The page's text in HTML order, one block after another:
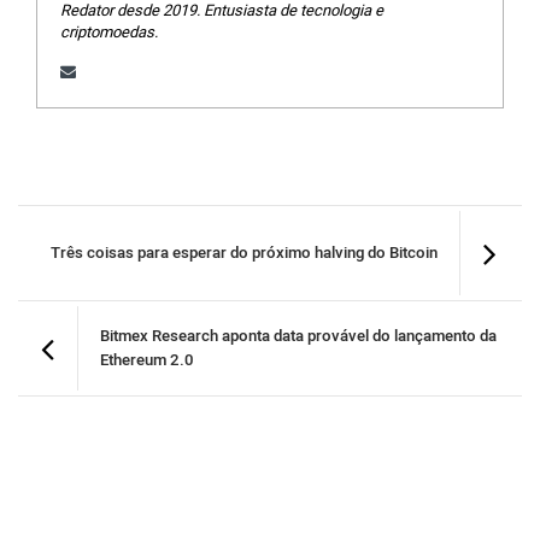
Redator desde 2019. Entusiasta de tecnologia e
criptomoedas.
Três coisas para esperar do próximo halving do Bitcoin
Bitmex Research aponta data provável do lançamento da
Ethereum 2.0